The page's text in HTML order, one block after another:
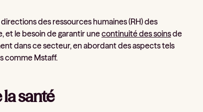
des ressources humaines (RH) des
et le besoin de garantir unecontinuité des soinsde
dans ce secteur, en abordant des aspects tels
comme Mstaff.
santé